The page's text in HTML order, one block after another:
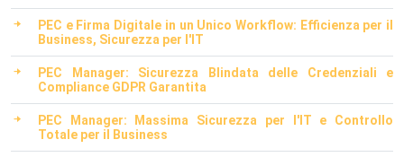
PEC e Firma Digitale in un Unico Workflow: Efficienza per il
Business, Sicurezza per l'IT
PEC Manager: Sicurezza Blindata delle Credenziali e
Compliance GDPR Garantita
PEC Manager: Massima Sicurezza per l'IT e Controllo
Totale per il Business